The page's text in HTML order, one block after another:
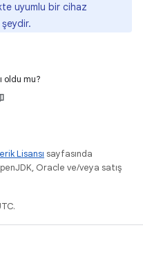
uyumlu bir cihaz
oldu mu?
Lisansı sayfasında
Oracle ve/veya satış